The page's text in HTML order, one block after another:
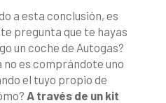
a esta conclusión, es
pregunta que te hayas
un coche de Autogas?
no es comprándote uno
el tuyo propio de
A través de un kit